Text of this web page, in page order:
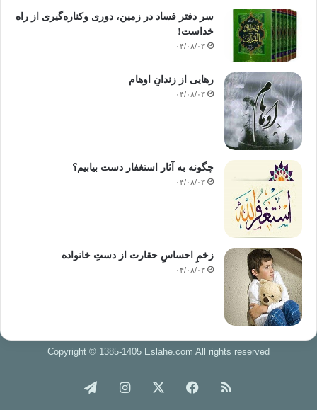
سر دفتر فساد در زمین‌، دوری وکناره‌گیری از راه
خداست‌!
۰۴/۰۸/۰۳
رهایی از زندانِ اوهام
۰۴/۰۸/۰۳
چگونه به آثار استغفار دست بیابیم؟
۰۴/۰۸/۰۳
زخمِ احساسِ حقارت از دستِ خانواده
۰۴/۰۸/۰۳
Copyright © 1385-1405 Eslahe.com All rights reserved
خوراک فیس اینستاگرام